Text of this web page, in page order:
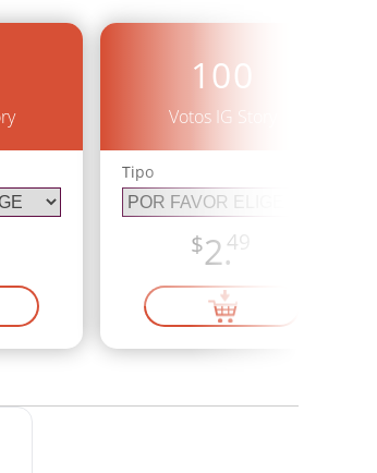
100
Votos IG Story
Tipo
$2.49